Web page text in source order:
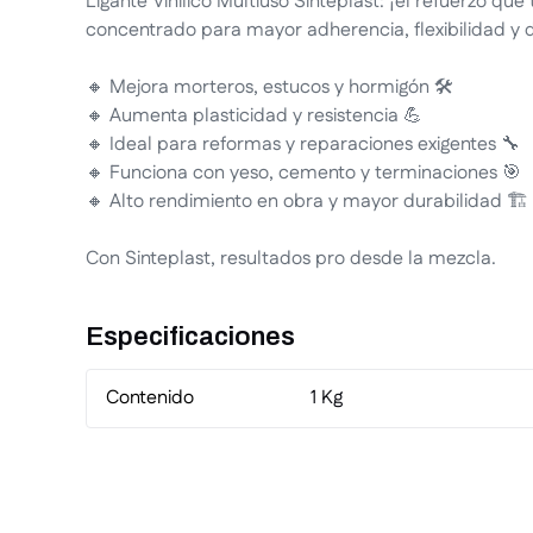
concentrado para mayor adherencia, flexibilidad y
🔸 Mejora morteros, estucos y hormigón 🛠️
🔸 Aumenta plasticidad y resistencia 💪
🔸 Ideal para reformas y reparaciones exigentes 🔧
🔸 Funciona con yeso, cemento y terminaciones 🎯
🔸 Alto rendimiento en obra y mayor durabilidad 🏗️
Con Sinteplast, resultados pro desde la mezcla.
Especificaciones
Contenido 1 Kg